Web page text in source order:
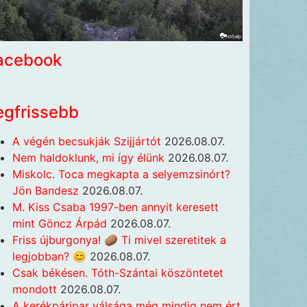
A végén becsukják Szijjártót 2026.08.07.
Nem haldoklunk, mi így élünk 2026.08.07.
Miskolc. Toca megkapta a selyemzsinórt?
Jön Bandesz 2026.08.07.
M. Kiss Csaba 1997-ben annyit keresett
mint Göncz Árpád 2026.08.07.
Friss újburgonya! 🥔 Ti mivel szeretitek a
legjobban? 😊 2026.08.07.
Csak békésen. Tóth-Szántai köszöntetet
mondott 2026.08.07.